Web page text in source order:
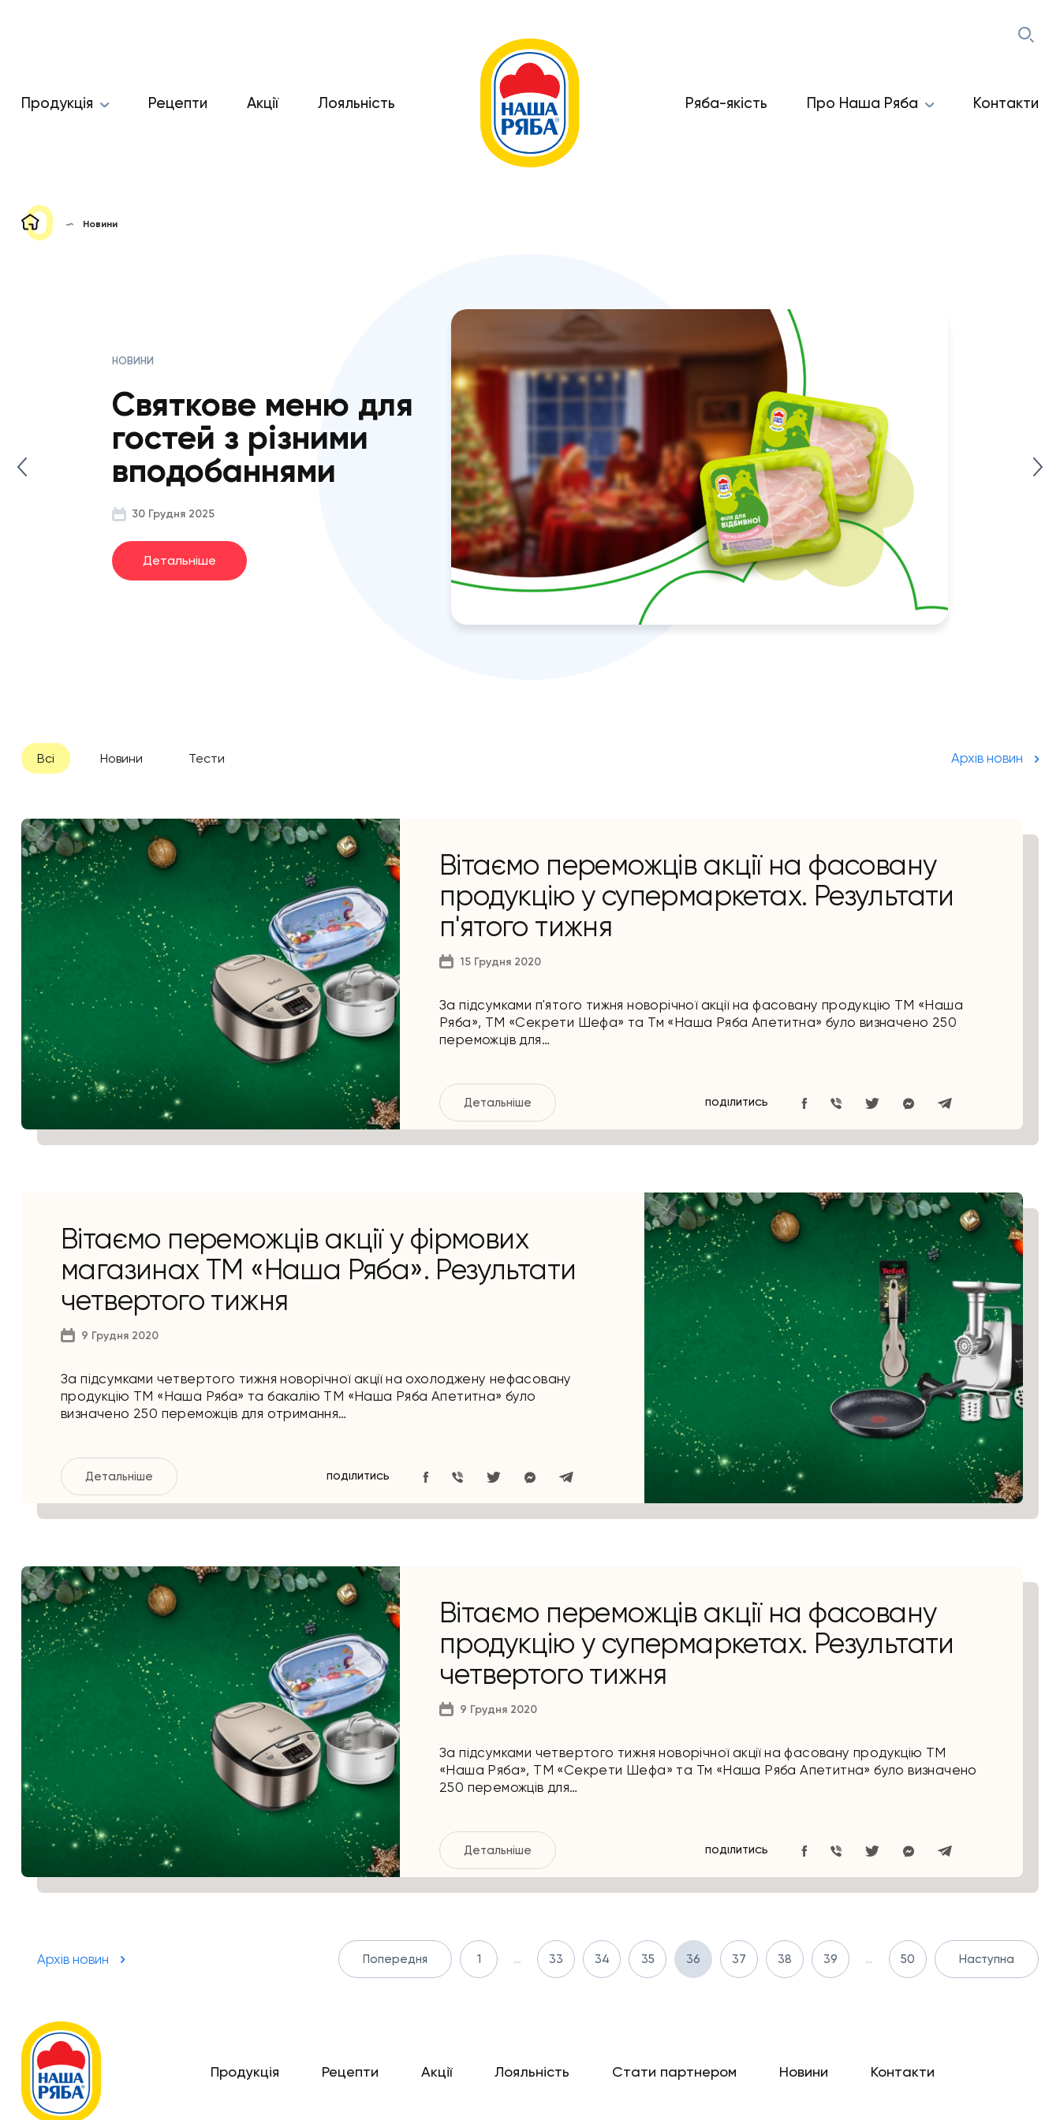
Продукція Рецепти Акції Лояльність Ряба-якість Про Наша Ряба Контакти
Новини
Як скласти меню на
святковий стіл,
якщо гості вже в
дорозі
Детальніше
Всі Новини Тести Архів новин
Вітаємо переможців акції на фасовану
продукцію у супермаркетах. Результати
п'ятого тижня
15 Грудня 2020
За підсумками п'ятого тижня новорічної акції на фасовану продукцію ТМ «Наша
Ряба», ТМ «Секрети Шефа» та Тм «Наша Ряба Апетитна» було визначено 250
переможців для…
Детальніше ПОДІЛИТИСЬ
Вітаємо переможців акції у фірмових
магазинах ТМ «Наша Ряба». Результати
четвертого тижня
9 Грудня 2020
За підсумками четвертого тижня новорічної акції на охолоджену нефасовану
продукцію ТМ «Наша Ряба» та бакалію ТМ «Наша Ряба Апетитна» було
визначено 250 переможців для отримання…
Детальніше ПОДІЛИТИСЬ
Вітаємо переможців акції на фасовану
продукцію у супермаркетах. Результати
четвертого тижня
9 Грудня 2020
За підсумками четвертого тижня новорічної акції на фасовану продукцію ТМ
«Наша Ряба», ТМ «Секрети Шефа» та Тм «Наша Ряба Апетитна» було визначено
250 переможців для…
Детальніше ПОДІЛИТИСЬ
Архів новин Попередня 1 … 33 34 35 36 37 38 39 … 50 Наступна
Продукція Рецепти Акції Лояльність Стати партнером Новини Контакти